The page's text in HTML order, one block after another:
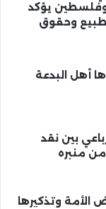
وفلسطين يؤكد
وحقوق
أهل البدعة
بين نقد
من منبره
الأمة وتذكيرها